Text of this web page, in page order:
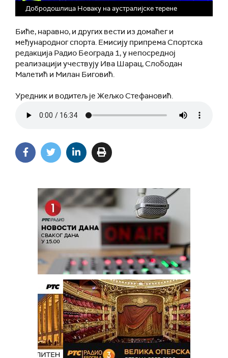
Добродошлица Новаку на аустралијске терене
Биће, наравно, и других вести из домаћег и
међународног спорта. Емисију припрема Спортска
редакција Радио Београда 1, у непосредној
реализацији учествују Ива Шарац, Слободан
Малетић и Милан Биговић.
Уредник и водитељ је Жељко Стефановић.